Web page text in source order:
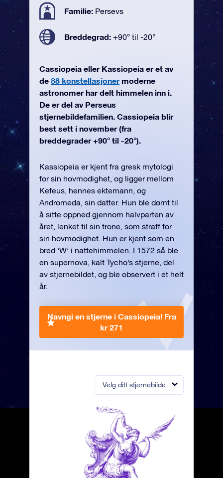
Velg ditt stjernebilde
Familie: Persevs
Breddegrad: +90° til -20°
Cassiopeia eller Kassiopeia er et av
de 88 konstellasjonermoderne
astronomer har delt himmelen inn i.
De er del av Perseus
stjernebildefamilien. Cassiopeia blir
best sett i november (fra
breddegrader +90° til -20°).
Kassiopeia er kjent fra gresk mytologi
for sin hovmodighet, og ligger mellom
Kefeus, hennes ektemann, og
Andromeda, sin datter. Hun ble dømt til
å sitte oppned gjennom halvparten av
året, lenket til sin trone, som straff for
sin hovmodighet. Hun er kjent som en
bred ‘W’ i nattehimmelen. I 1572 så ble
en supernova, kalt Tycho’s stjerne, del
av stjernebildet, og ble observert i et helt
år.
Navngi en stjerne i Cassiopeia! Fra
kr 271